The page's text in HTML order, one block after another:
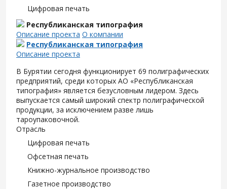
Цифровая печать
Республиканская типография
Описание проекта О компании
Республиканская типография
Описание проекта
В Бурятии сегодня функционирует 69 полиграфических
предприятий, среди которых АО «Республиканская
типография» является безусловным лидером. Здесь
выпускается самый широкий спектр полиграфической
продукции, за исключением разве лишь
тароупаковочной.
Отрасль
Цифровая печать
Офсетная печать
Книжно-журнальное производство
Газетное производство